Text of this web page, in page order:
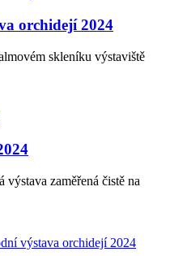
orchidejí 2024
skleníku výstaviště
zaměřená čistě na